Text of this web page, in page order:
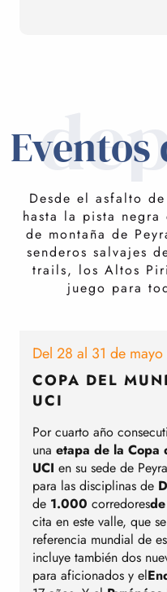
Desde el asfalto
hasta la pista
de montaña de
senderos salvajes
trails, los Altos
juego para
Del 28 al 31 de
COPA DEL
UCI
Por cuarto año
una etapa de la Copa
UCI en su sede de
para las disciplinas de
de 1.000 corredores
cita en este valle, que
referencia mundial de
incluye también dos
para aficionados y el